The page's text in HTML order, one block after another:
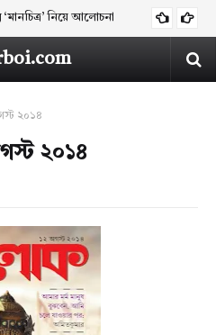
নিয়ে আলোচনা
২০১৪
২০১৪